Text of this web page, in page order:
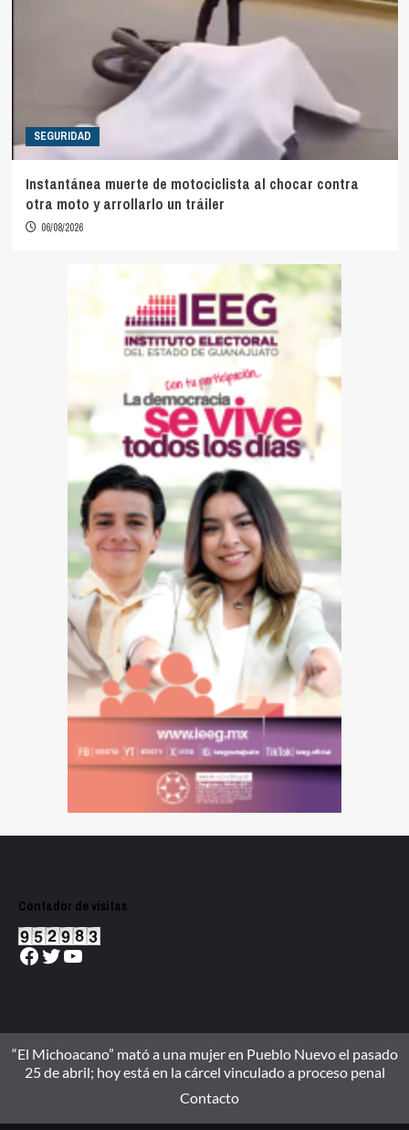
SEGURIDAD
Instantánea muerte de motociclista al chocar contra
otra moto y arrollarlo un tráiler
06/08/2026
Contador de visitas
Facebook
Twitter
YouTube
“El Michoacano” mató a una mujer en Pueblo Nuevo el pasado
25 de abril; hoy está en la cárcel vinculado a proceso penal
Contacto